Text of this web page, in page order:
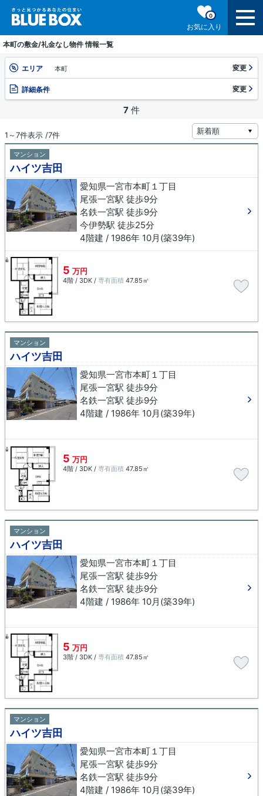
お気に入り
0
本町の敷金/礼金なし物件 情報一覧
エリア 本町 変更
詳細条件 変更
7 件
1～7件表示 /7件
マンション
ハイツ吉田
愛知県一宮市本町１丁目
尾張一宮駅 徒歩9分
名鉄一宮駅 徒歩9分
今伊勢駅 徒歩25分
4階建 / 1986年 10月(築39年)
5 万円
4階 / 3DK / 専有面積 47.85㎡
マンション
ハイツ吉田
愛知県一宮市本町１丁目
尾張一宮駅 徒歩9分
名鉄一宮駅 徒歩9分
4階建 / 1986年 10月(築39年)
5 万円
4階 / 3DK / 専有面積 47.85㎡
マンション
ハイツ吉田
愛知県一宮市本町１丁目
尾張一宮駅 徒歩9分
名鉄一宮駅 徒歩9分
4階建 / 1986年 10月(築39年)
5 万円
3階 / 3DK / 専有面積 47.85㎡
マンション
ハイツ吉田
愛知県一宮市本町１丁目
尾張一宮駅 徒歩9分
名鉄一宮駅 徒歩9分
4階建 / 1986年 10月(築39年)